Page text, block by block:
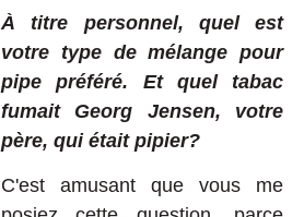
À titre personnel, quel est
votre type de mélange pour
pipe préféré. Et quel tabac
fumait Georg Jensen, votre
père, qui était pipier?
C'est amusant que vous me